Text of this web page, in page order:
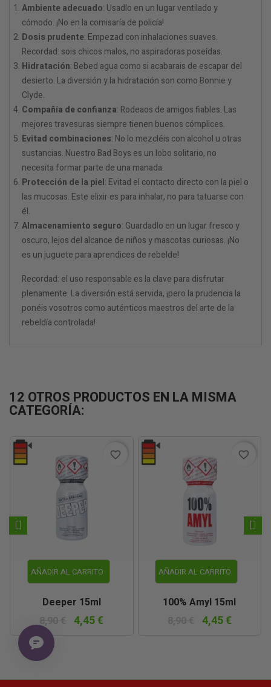
Ambiente adecuado: Usadlo en un lugar ventilado y
cómodo. ¡No en la comisaría de policía!
Dosis prudente: Empezad con inhalaciones suaves.
Recordad: sois chicos malos, no aspiradoras poseídas.
Hidratación: Bebed agua como si acabarais de escapar del
desierto. La diversión y la hidratación son como Bonnie y
Clyde.
Compañía de confianza: Rodeaos de amigos fiables. Las
mejores travesuras siempre tienen buenos cómplices.
Evitad combinaciones: No lo mezcléis con alcohol u otras
sustancias. Nuestro Bad Boys es un lobo solitario, no
necesita formar parte de una manada.
Protección de la piel: Evitad el contacto directo con la piel o
las mucosas. Este elixir es para inhalar, no para tatuarse con
él.
Almacenamiento seguro: Guardadlo en un lugar fresco y
oscuro, lejos del alcance de niños y mascotas curiosas. ¡No
es un juguete para aprendices de rebelde!
Recordad: el uso responsable es la clave para disfrutar
plenamente. La diversión está servida, ¡pero la prudencia la
ponéis vosotros como auténticos maestros del arte de la
rebeldía controlada!
12 OTROS PRODUCTOS EN LA MISMA
CATEGORÍA:
AÑADIR AL CARRITO
Deeper 15ml
8,90 €
4,45 €
favorite_border
AÑADIR AL CARRITO
100% Amyl 15ml
4,45 €
favorite_border